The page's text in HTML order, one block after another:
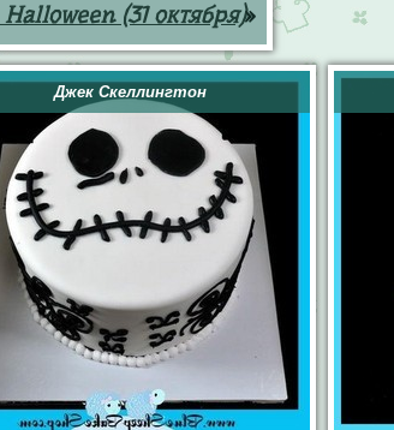
(31 октября)»
Джек Скеллингтон